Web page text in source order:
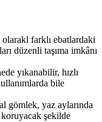
farklı ebatlardaki
düzenli taşıma imkânı
yıkanabilir, hızlı
bile
gömlek, yaz aylarında
koruyacak şekilde